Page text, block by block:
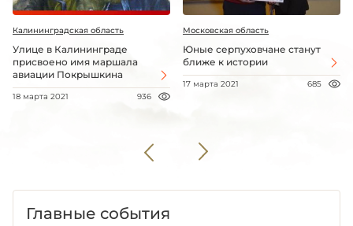
Калининградская область
Улице в Калининграде
присвоено имя маршала
авиации Покрышкина
18 марта 2021 936
Московская область
Юные серпуховчане станут
ближе к истории
17 марта 2021 685
Главные события